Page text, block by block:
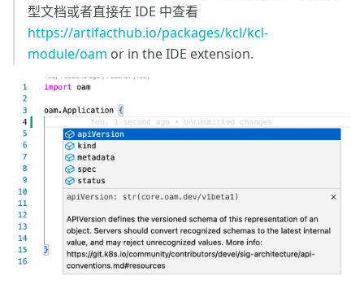
型文档或者直接在 IDE 中查看
https://artifacthub.io/packages/kcl/kcl-
module/oam or in the IDE extension.